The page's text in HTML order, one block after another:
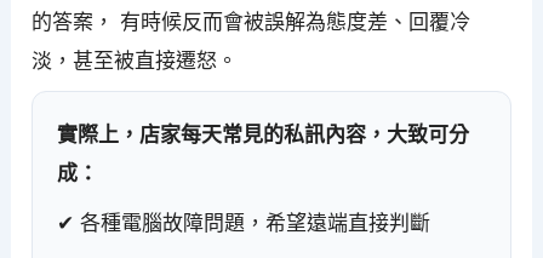
的答案， 有時候反而會被誤解為態度差、回覆冷
淡，甚至被直接遷怒。
實際上，店家每天常見的私訊內容，大致可分
成：
✔ 各種電腦故障問題，希望遠端直接判斷